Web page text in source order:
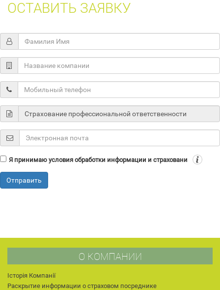
ОСТАВИТЬ ЗАЯВКУ
Я принимаю условия обработки информации и страховани
Отправить
О КОМПАНИИ
Історія Компанії
Раскрытие информации о страховом посреднике